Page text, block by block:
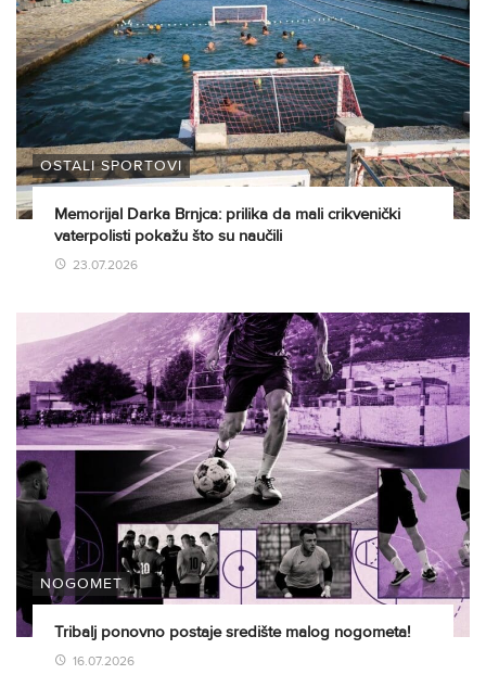
OSTALI SPORTOVI
Memorijal Darka Brnjca: prilika da mali crikvenički
vaterpolisti pokažu što su naučili
23.07.2026
NOGOMET
Tribalj ponovno postaje središte malog nogometa!
16.07.2026